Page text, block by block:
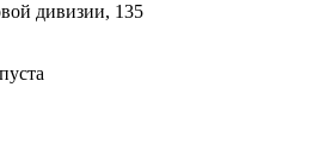
дивизии, 135